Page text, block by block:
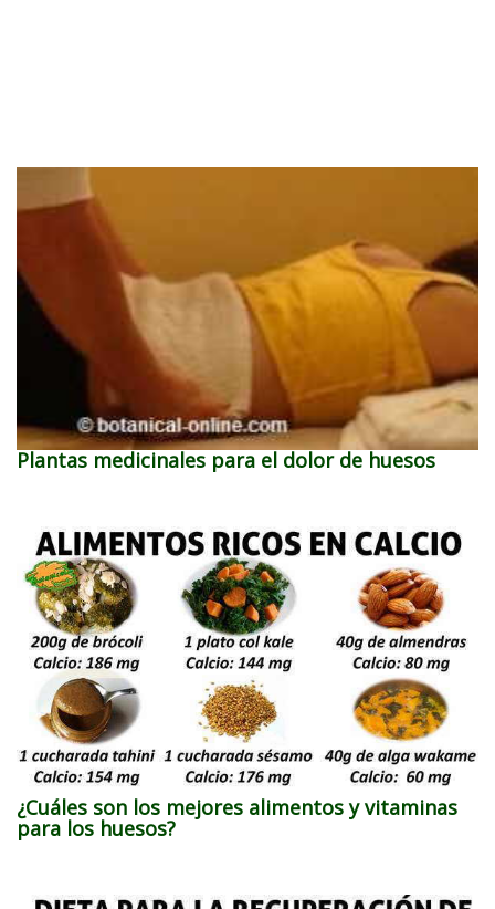
Plantas medicinales para el dolor de huesos
¿Cuáles son los mejores alimentos y vitaminas
para los huesos?